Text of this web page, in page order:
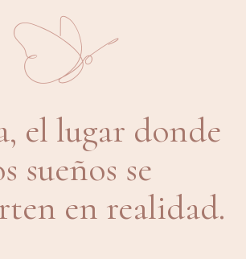
el lugar donde
sueños se
en realidad.